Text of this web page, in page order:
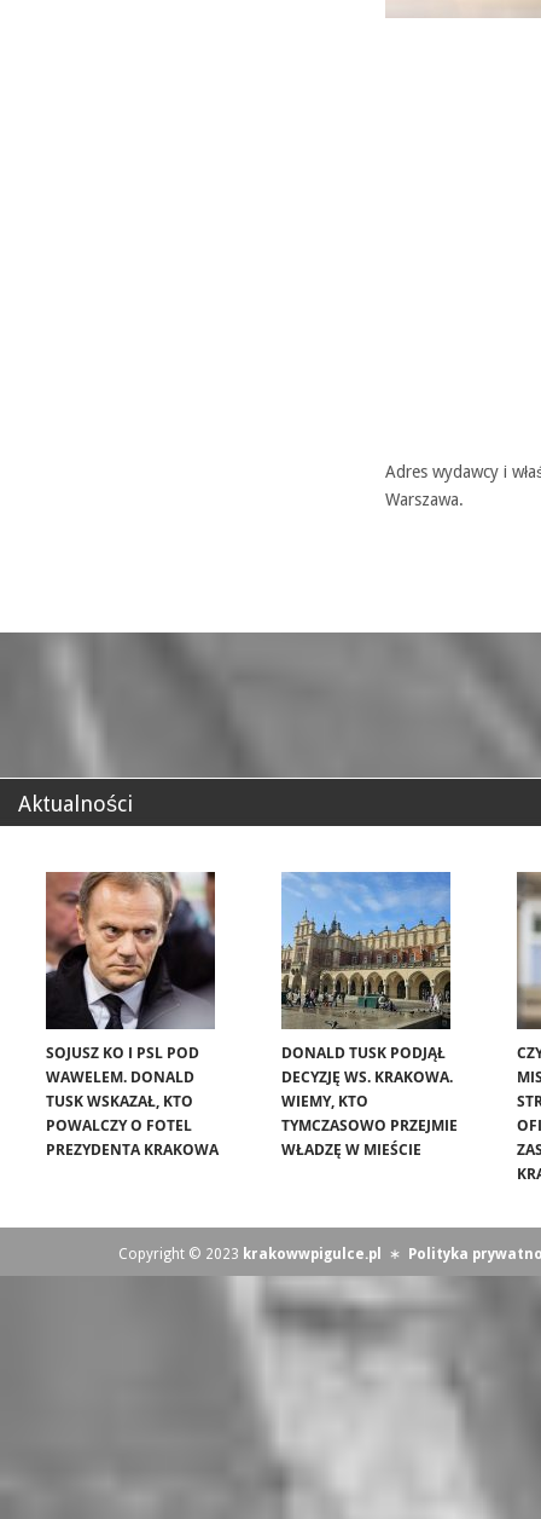
Adres wydawcy i
Warszawa.
Aktualności
SOJUSZ KO I PSL POD
WAWELEM. DONALD
TUSK WSKAZAŁ, KTO
POWALCZY O FOTEL
PREZYDENTA KRAKOWA
DONALD TUSK PODJĄŁ
DECYZJĘ WS. KRAKOWA.
WIEMY, KTO
TYMCZASOWO PRZEJMIE
WŁADZĘ W MIEŚCIE
Copyright © 2023 krakowwpigulce.pl ∗ Polityka